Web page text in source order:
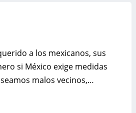
a los mexicanos, sus
si México exige medidas
malos vecinos,…